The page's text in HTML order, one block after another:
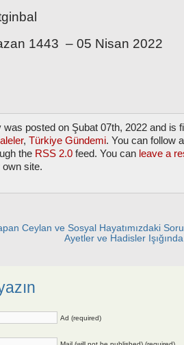
1443 – 05 Nisan 2022
was posted on Şubat 07th, 2022 and is
, Türkiye Gündemi. You can follow
the RSS 2.0 feed. You can leave a
site.
Ceylan ve Sosyal Hayatımızdaki
Ayetler ve Hadisler
Ad (required)